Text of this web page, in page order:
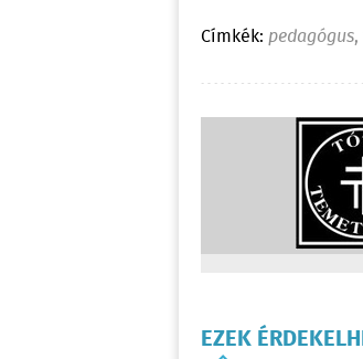
Címkék: pedagógus,
EZEK